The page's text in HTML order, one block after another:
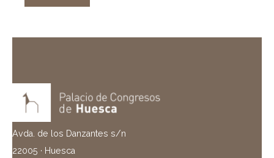
Avda. de los Danzantes s/n
22005 · Huesca